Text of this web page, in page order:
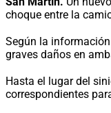
choque entre la
Según la
graves daños en
Hasta el lugar del
correspondientes